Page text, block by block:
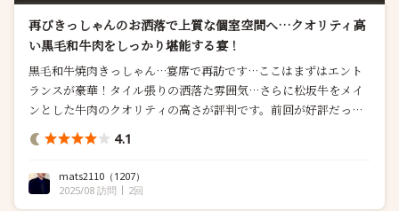
再びきっしゃんのお洒落で上質な個室空間へ…クオリティ高
い黒毛和牛肉をしっかり堪能する宴！
黒毛和牛焼肉きっしゃん…宴席で再訪です…ここはまずはエント
ランスが豪華！タイル張りの洒落た雰囲気…さらに松坂牛をメイ
ンとした牛肉のクオリティの高さが評判です。前回が好評だった
ので…今日も華コース（フィレ→シャトーブリアン変更）を個室
でいただきます！ ここは相変わらずお肉が素晴らしい…最初は見
4.1
mats2110 （1207）
2025/08 訪問
2回